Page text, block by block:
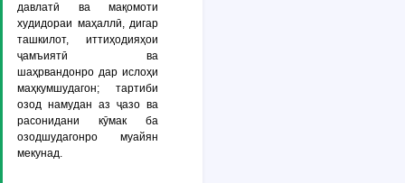
давлатӣ ва мақомоти
худидораи маҳаллӣ, дигар
ташкилот, иттиҳодияҳои
ҷамъиятӣ ва
шаҳрвандонро дар ислоҳи
маҳкумшудагон; тартиби
озод намудан аз ҷазо ва
расонидани кӯмак ба
озодшудагонро муайян
мекунад.